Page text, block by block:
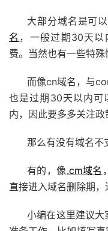
大部分域名是可
名 ，一般过期30天
费。当然也有一些特殊
而像cn域名，与
也是过期30天以内可
内，因此要多多关注政
那么有没有域名不
有的，像.cm域名
直接进入域名删除期，
小编在这里建议